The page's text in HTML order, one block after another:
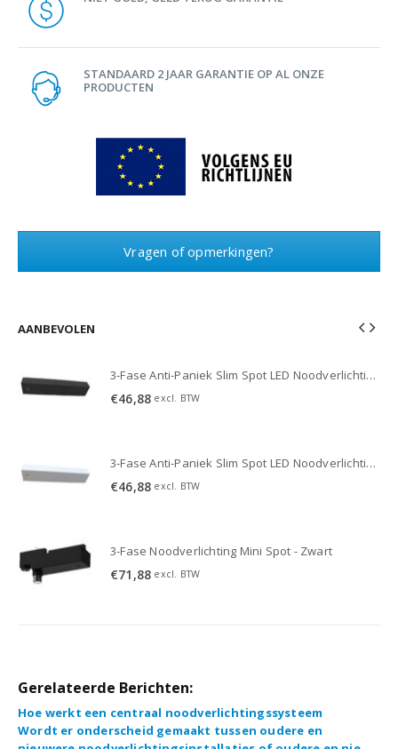
STANDAARD 2 JAAR GARANTIE OP AL ONZE
PRODUCTEN
Vragen of opmerkingen?
AANBEVOLEN
3-Fase Anti-Paniek Slim Spot LED Noodverlichting 3W - Zwart
€46,88 excl. BTW
3-Fase Anti-Paniek Slim Spot LED Noodverlichting 3W - Wit
€46,88 excl. BTW
3-Fase Noodverlichting Mini Spot - Zwart
€71,88 excl. BTW
Gerelateerde Berichten:
Hoe werkt een centraal noodverlichtingssysteem
Wordt er onderscheid gemaakt tussen oudere en